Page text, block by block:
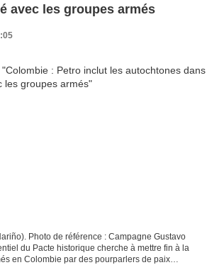
avec les groupes armés
Photo de référence : Campagne Gustavo
du Pacte historique cherche à mettre fin à la
en Colombie par des pourparlers de paix